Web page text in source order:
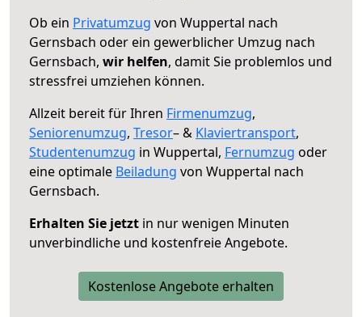
Ob ein Privatumzug von Wuppertal nach
Gernsbach oder ein gewerblicher Umzug nach
Gernsbach, wir helfen, damit Sie problemlos und
stressfrei umziehen können.
Allzeit bereit für Ihren Firmenumzug,
Seniorenumzug, Tresor– & Klaviertransport,
Studentenumzug in Wuppertal, Fernumzug oder
eine optimale Beiladung von Wuppertal nach
Gernsbach.
Erhalten Sie jetzt in nur wenigen Minuten
unverbindliche und kostenfreie Angebote.
Kostenlose Angebote erhalten